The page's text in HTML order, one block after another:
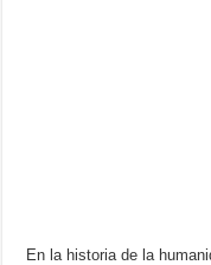
En la historia de la